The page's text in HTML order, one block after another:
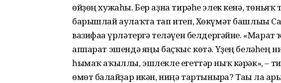
өйҙөң хужаһы. Бер аҙна тирәһе элек кенә,
барышлай аулаҡта тап итеп, Хөкүмәт башлығы
вазифаға үрләтергә теләүен белдергәйне.
аппарат эшендә яңы баҫҡыс көтә. Үҙең беләһең
һымаҡ аҡыллы, эшлекле егеттәр ныҡ кәрәк», –
өмөт бағлайҙар икән, ниңә тартынырға? Тағы ла